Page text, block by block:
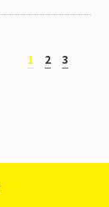
1 2 3